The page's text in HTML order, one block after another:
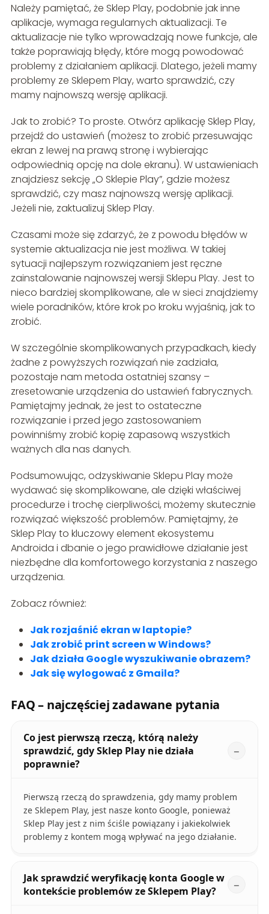
Należy pamiętać, że Sklep Play, podobnie jak inne
aplikacje, wymaga regularnych aktualizacji. Te
aktualizacje nie tylko wprowadzają nowe funkcje, ale
także poprawiają błędy, które mogą powodować
problemy z działaniem aplikacji. Dlatego, jeżeli mamy
problemy ze Sklepem Play, warto sprawdzić, czy
mamy najnowszą wersję aplikacji.
Jak to zrobić? To proste. Otwórz aplikację Sklep Play,
przejdź do ustawień (możesz to zrobić przesuwając
ekran z lewej na prawą stronę i wybierając
odpowiednią opcję na dole ekranu). W ustawieniach
znajdziesz sekcję „O Sklepie Play”, gdzie możesz
sprawdzić, czy masz najnowszą wersję aplikacji.
Jeżeli nie, zaktualizuj Sklep Play.
Czasami może się zdarzyć, że z powodu błędów w
systemie aktualizacja nie jest możliwa. W takiej
sytuacji najlepszym rozwiązaniem jest ręczne
zainstalowanie najnowszej wersji Sklepu Play. Jest to
nieco bardziej skomplikowane, ale w sieci znajdziemy
wiele poradników, które krok po kroku wyjaśnią, jak to
zrobić.
W szczególnie skomplikowanych przypadkach, kiedy
żadne z powyższych rozwiązań nie zadziała,
pozostaje nam metoda ostatniej szansy –
zresetowanie urządzenia do ustawień fabrycznych.
Pamiętajmy jednak, że jest to ostateczne
rozwiązanie i przed jego zastosowaniem
powinniśmy zrobić kopię zapasową wszystkich
ważnych dla nas danych.
Podsumowując, odzyskiwanie Sklepu Play może
wydawać się skomplikowane, ale dzięki właściwej
procedurze i trochę cierpliwości, możemy skutecznie
rozwiązać większość problemów. Pamiętajmy, że
Sklep Play to kluczowy element ekosystemu
Androida i dbanie o jego prawidłowe działanie jest
niezbędne dla komfortowego korzystania z naszego
urządzenia.
Zobacz również:
Jak rozjaśnić ekran w laptopie?
Jak zrobić print screen w Windows?
Jak działa Google wyszukiwanie obrazem?
Jak się wylogować z Gmaila?
FAQ – najczęściej zadawane pytania
Co jest pierwszą rzeczą, którą należy
sprawdzić, gdy Sklep Play nie działa
poprawnie?
Pierwszą rzeczą do sprawdzenia, gdy mamy problem
ze Sklepem Play, jest nasze konto Google, ponieważ
Sklep Play jest z nim ściśle powiązany i jakiekolwiek
problemy z kontem mogą wpływać na jego działanie.
Jak sprawdzić weryfikację konta Google w
kontekście problemów ze Sklepem Play?